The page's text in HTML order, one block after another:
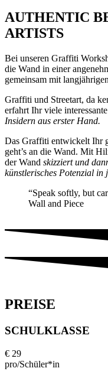
AUTHENTIC
ARTISTS
Bei unseren Graffiti
die Wand in einer
gemeinsam mit
Graffiti und Streetart, da
erfahrt Ihr viele
Insidern aus erster Hand.
Das Graffiti entwickelt Ihr
geht’s an die Wand. Mit
der Wand skizziert und
künstlerisches Potenzial in
“Speak softly, but
Wall and Piece
PREISE
SCHULKLASSE
€ 29
pro/Schüler*in